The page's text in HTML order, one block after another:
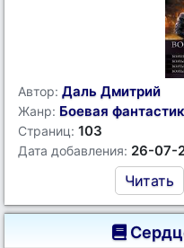
Автор: Даль Дмитрий
Жанр: Боевая
Страниц: 103
Дата добавления: 26-07-
Читать